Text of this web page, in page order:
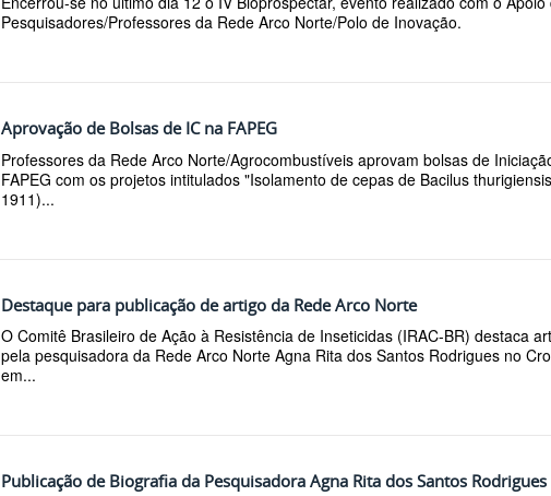
Pesquisadores/Professores da Rede Arco Norte/Polo de Inovação.
Aprovação de Bolsas de IC na FAPEG
Professores da Rede Arco Norte/Agrocombustíveis aprovam bolsas de
FAPEG com os projetos intitulados "Isolamento de cepas de Bacilus
1911)...
Destaque para publicação de artigo da Rede Arco Norte
O Comitê Brasileiro de Ação à Resistência de Inseticidas (IRAC-BR) destaca
pela pesquisadora da Rede Arco Norte Agna Rita dos Santos Rodrigues no
em...
Publicação de Biografia da Pesquisadora Agna Rita dos Santos Rodrigues